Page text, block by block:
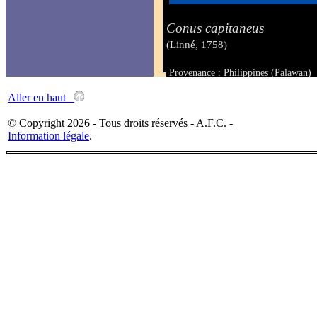
Conus capitaneus
(Linné, 1758)
Provenance : Philippines (Palawan)
Aller en haut
© Copyright 2026 - Tous droits réservés - A.F.C. -
Information légale.